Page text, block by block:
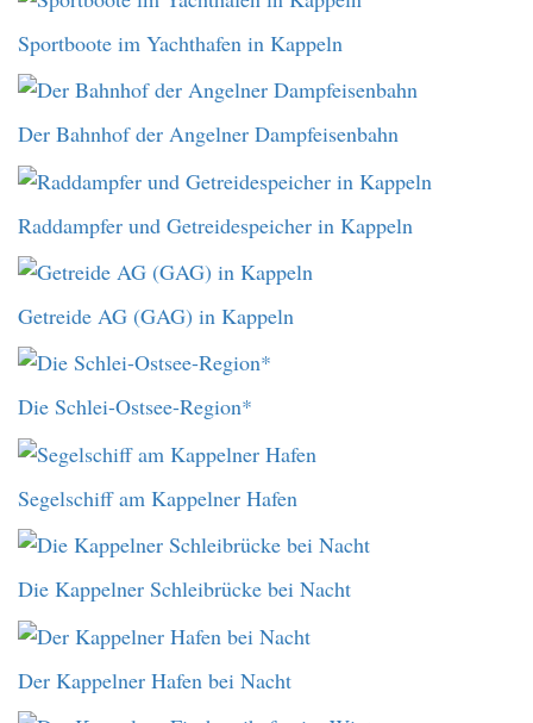
Sportboote im Yachthafen in Kappeln
Der Bahnhof der Angelner Dampfeisenbahn
Raddampfer und Getreidespeicher in Kappeln
Getreide AG (GAG) in Kappeln
Die Schlei-Ostsee-Region*
Segelschiff am Kappelner Hafen
Die Kappelner Schleibrücke bei Nacht
Der Kappelner Hafen bei Nacht